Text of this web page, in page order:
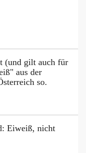
(und gilt auch für
aus der
so.
Eiweiß, nicht